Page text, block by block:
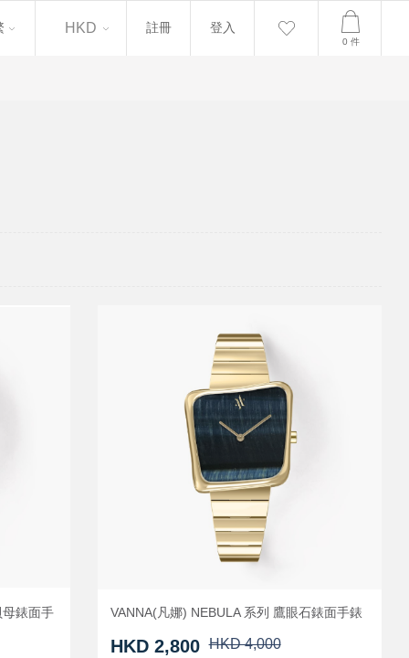
HKD 註冊 登入
0 件
錶面手 VANNA(凡娜) NEBULA 系列 鷹眼石錶面手錶
HKD 2,800 HKD 4,000